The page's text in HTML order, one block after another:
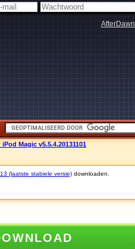
AfterDawn
Magic v5.5.4.20131101
(laatste stabiele versie) downloaden.